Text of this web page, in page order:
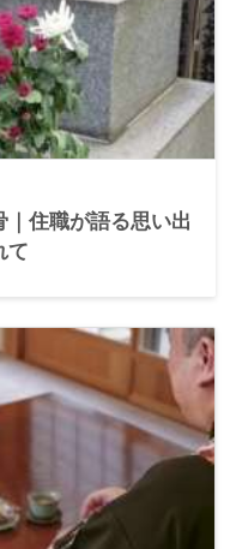
住職が語る思い出
て